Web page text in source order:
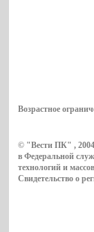
Возрастное
© "Вести ПК" ,
в Федеральной
технологий и
Свидетельство о